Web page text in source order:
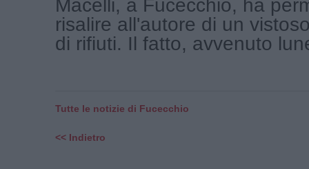
Macelli, a Fucecchio, ha
risalire all'autore di un
di rifiuti. Il fatto, avvenuto
Tutte le notizie di Fucecchio
<< Indietro